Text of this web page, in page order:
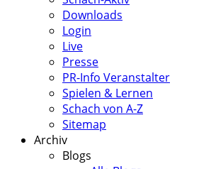
Downloads
Login
Live
Presse
PR-Info Veranstalter
Spielen & Lernen
Schach von A-Z
Sitemap
Archiv
Blogs